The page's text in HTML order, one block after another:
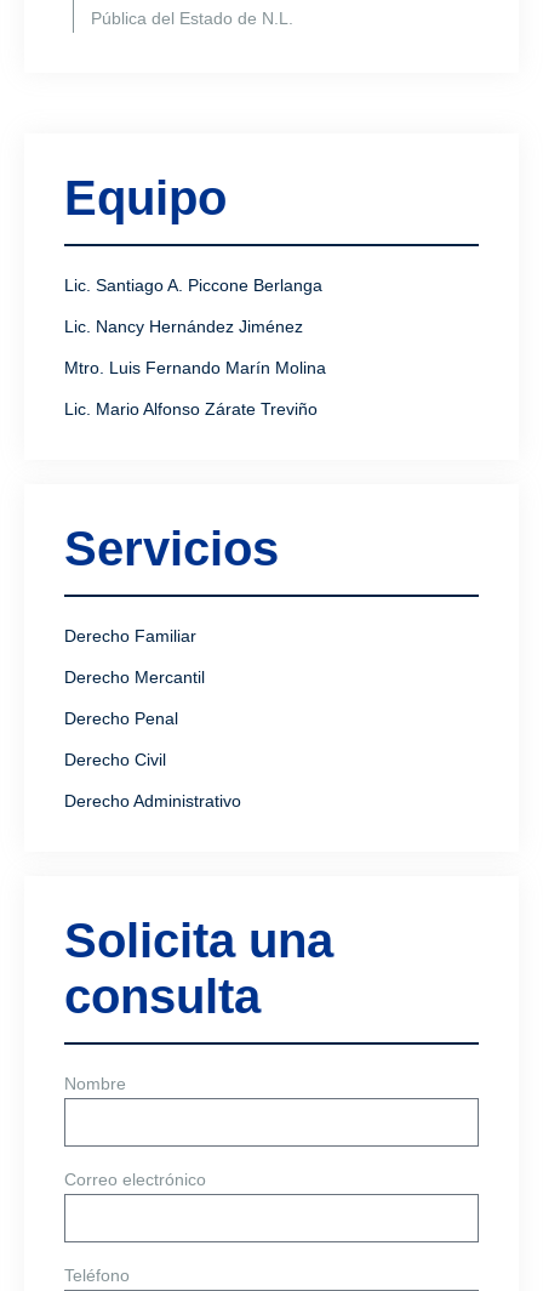
Equipo
Lic. Santiago A. Piccone Berlanga
Lic. Nancy Hernández Jiménez
Mtro. Luis Fernando Marín Molina
Lic. Mario Alfonso Zárate Treviño
Servicios
Derecho Familiar
Derecho Mercantil
Derecho Penal
Derecho Civil
Derecho Administrativo
Solicita una
consulta
Nombre
Correo electrónico
Teléfono
Pública del Estado de N.L.